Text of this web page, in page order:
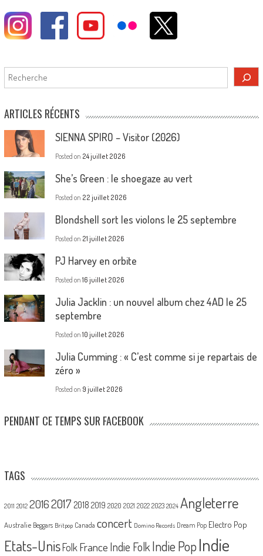
Rechercher
ARTICLES RÉCENTS
SIENNA SPIRO – Visitor (2026)
Posted on 24 juillet 2026
She’s Green : le shoegaze au vert
Posted on 22 juillet 2026
Blondshell sort les violons le 25 septembre
Posted on 21 juillet 2026
PJ Harvey en orbite
Posted on 16 juillet 2026
Julia Jacklin : un nouvel album chez 4AD le 25
septembre
Posted on 10 juillet 2026
Julia Cumming : « C’est comme si je repartais de
zéro »
Posted on 9 juillet 2026
PENDANT CE TEMPS SUR FACEBOOK
TAGS
2011 2012 20162017 2018 2019 2020 2021 2022 2023 2024 Angleterre
Australie Beggars Britpop Canada concert Domino Records Dream Pop Electro Pop
Etats-UnisFolk France Indie Folk Indie PopIndie